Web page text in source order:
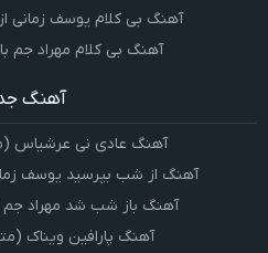
آهنگ بی کلام یوسف زمانی
آهنگ بی کلام مهراد جم
آهنگ
آهنگ عادی نی عرشیاس
آهنگ از شب بپرسید یوسف
آهنگ باز شب شد مهراد
آهنگ پارافین ویناک